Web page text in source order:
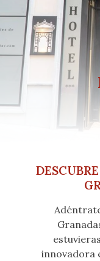
innovadora